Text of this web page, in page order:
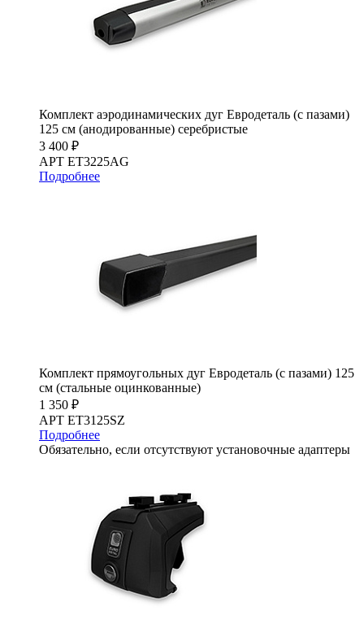
Комплект аэродинамических дуг Евродеталь (с пазами)
125 см (анодированные) серебристые
3 400 ₽
АРТ ET3225AG
Подробнее
Комплект прямоугольных дуг Евродеталь (с пазами) 125
см (стальные оцинкованные)
1 350 ₽
АРТ ET3125SZ
Подробнее
Обязательно, если отсутствуют установочные адаптеры